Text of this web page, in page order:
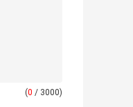
(0 / 3000)